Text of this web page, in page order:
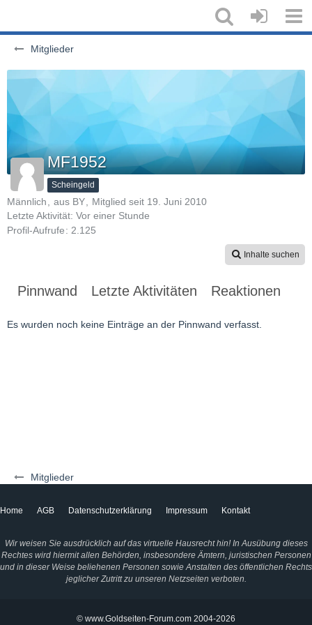
Mitglieder
Mitglieder
MF1952
Scheingeld
Männlich aus BY
Mitglied seit 19. Juni 2010
Letzte Aktivität: Vor einer Stunde
Profil-Aufrufe
2.125
Inhalte suchen
Pinnwand Letzte Aktivitäten Reaktionen
Es wurden noch keine Einträge an der Pinnwand verfasst.
Home AGB Datenschutzerklärung Impressum Kontakt
Wir weisen Sie ausdrücklich auf das virtuelle Hausrecht hin! In Ausübung dieses
Rechtes wird hiermit allen Behörden, insbesondere Ämtern, juristischen Personen
und in dieser Weise beliehenen Personen sowie Anstalten des öffentlichen Rechts
jeglicher Zutritt zu unseren Netzseiten verboten.
© www.Goldseiten-Forum.com 2004-2026